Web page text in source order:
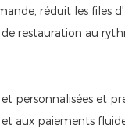
réduit les files
restauration au
personnalisées et
aux paiements